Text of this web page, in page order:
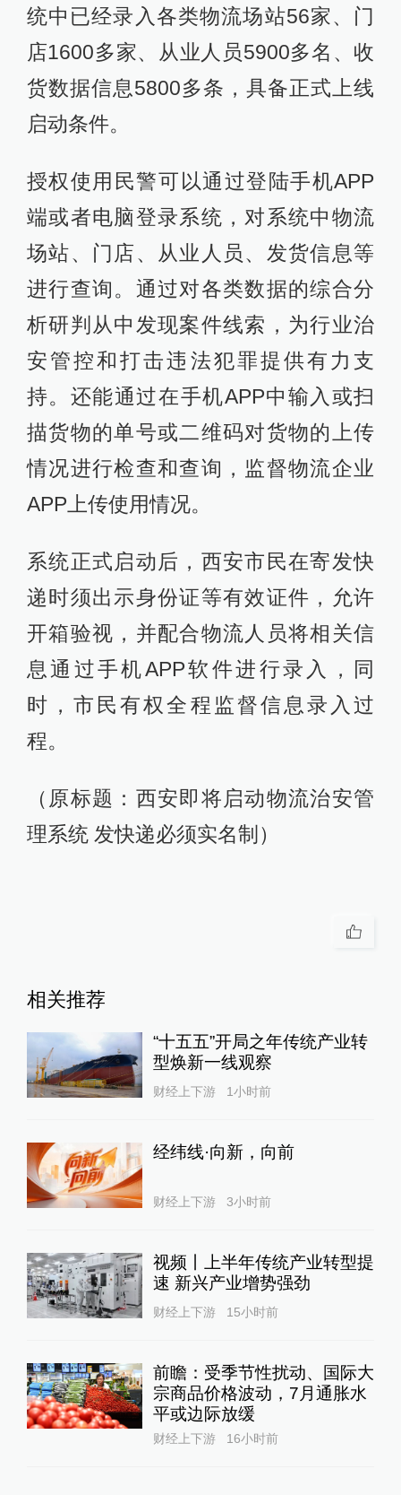
统中已经录入各类物流场站56家、门
店1600多家、从业人员5900多名、收
货数据信息5800多条，具备正式上线
启动条件。
授权使用民警可以通过登陆手机APP
端或者电脑登录系统，对系统中物流
场站、门店、从业人员、发货信息等
进行查询。通过对各类数据的综合分
析研判从中发现案件线索，为行业治
安管控和打击违法犯罪提供有力支
持。还能通过在手机APP中输入或扫
描货物的单号或二维码对货物的上传
情况进行检查和查询，监督物流企业
APP上传使用情况。
系统正式启动后，西安市民在寄发快
递时须出示身份证等有效证件，允许
开箱验视，并配合物流人员将相关信
息通过手机APP软件进行录入，同
时，市民有权全程监督信息录入过
程。
（原标题：西安即将启动物流治安管
理系统 发快递必须实名制）
相关推荐
“十五五”开局之年传统产业转
型焕新一线观察
财经上下游 1小时前
经纬线·向新，向前
财经上下游 3小时前
视频丨上半年传统产业转型提
速 新兴产业增势强劲
财经上下游 15小时前
前瞻：受季节性扰动、国际大
宗商品价格波动，7月通胀水
平或边际放缓
财经上下游 16小时前